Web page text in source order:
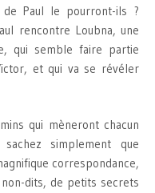
de Paul le pourront-ils ?
rencontre Loubna, une
qui semble faire partie
et qui va se révéler
qui mèneront chacun
simplement que
correspondance,
dits, de petits secrets